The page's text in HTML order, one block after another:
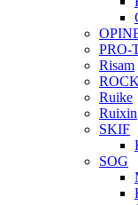
PRO-
Risam
Ruike
Ruixin
SKIF
SOG